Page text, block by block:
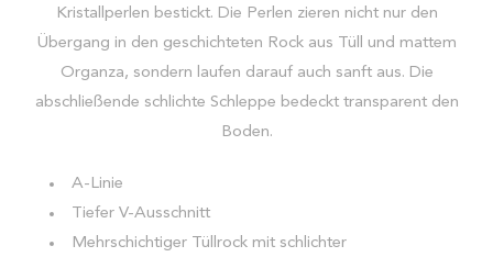
Kristallperlen bestickt. Die Perlen zieren nicht nur den
Übergang in den geschichteten Rock aus Tüll und mattem
Organza, sondern laufen darauf auch sanft aus. Die
abschließende schlichte Schleppe bedeckt transparent den
Boden.
A-Linie
Tiefer V-Ausschnitt
Mehrschichtiger Tüllrock mit schlichter